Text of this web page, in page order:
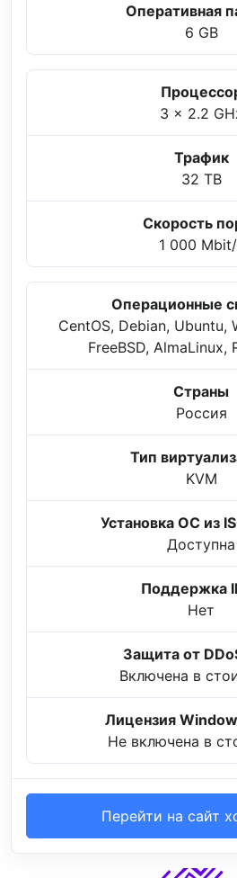
Оперативная
6 GB
3 x 2.2
Трафик
32 TB
Скорость
1 000
Операционные
CentOS, Debian, Ubuntu,
FreeBSD, AlmaLinux,
Страны
Россия
Тип
KVM
Установка ОС из
Доступна
Поддержка
Нет
Защита от
Включена в
Лицензия
Не включена в
Перейти на сайт